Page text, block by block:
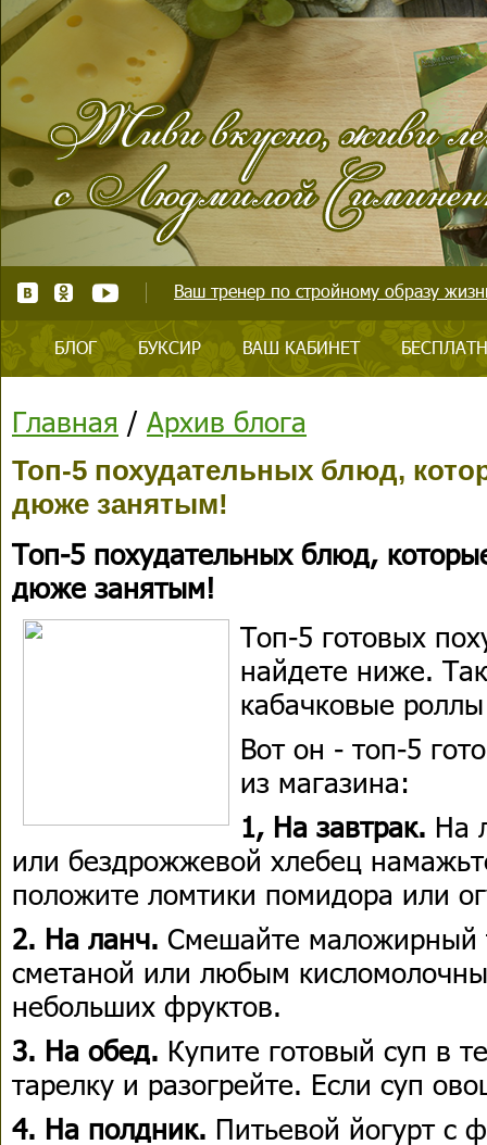
Ваш тренер по стройному образу
БЛОГ БУКСИР ВАШ КАБИНЕТ
Главная / Архив блога
Топ-5 похудательных блюд,
дюже занятым!
Топ-5 похудательных блюд,
дюже занятым!
Топ-5 готовых
найдете ниже.
кабачковые
Вот он - топ-5
из магазина:
1, На завтрак. На
или бездрожжевой хлебец
положите ломтики помидора или
2. На ланч. Смешайте маложирный
сметаной или любым
небольших фруктов.
3. На обед. Купите готовый суп в
тарелку и разогрейте. Если суп
4. На полдник. Питьевой йогурт с